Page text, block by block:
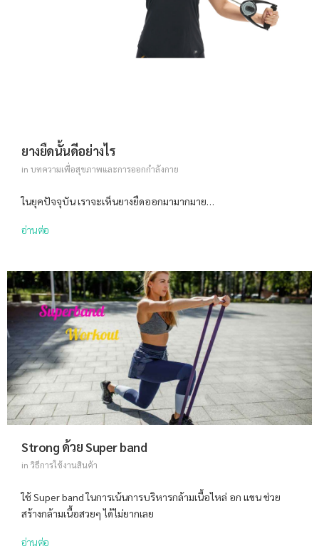
ยางยืดนั้นดีอย่างไร
in บทความเพื่อสุขภาพและการออกกำลังกาย
ในยุคปัจจุบัน เราจะเห็นยางยืดออกมามากมาย…
อ่านต่อ
Strong ด้วย Super band
in วิธีการใช้งานสินค้า
ใช้ Super band ในการเน้นการบริหารกล้ามเนื้อไหล่ อก แขน ช่วย
สร้างกล้ามเนื้อสวยๆ ได้ไม่ยากเลย
อ่านต่อ